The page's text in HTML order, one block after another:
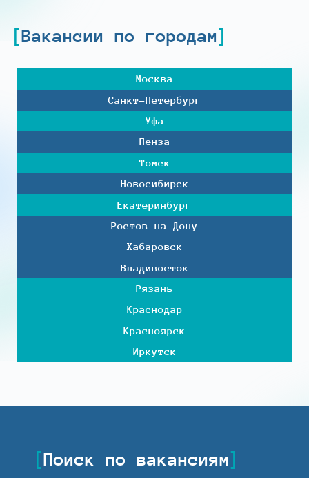
Вакансии по городам
Москва
Санкт-Петербург
Уфа
Пенза
Томск
Новосибирск
Екатеринбург
Ростов-на-Дону
Хабаровск
Владивосток
Рязань
Краснодар
Красноярск
Иркутск
Поиск по вакансиям